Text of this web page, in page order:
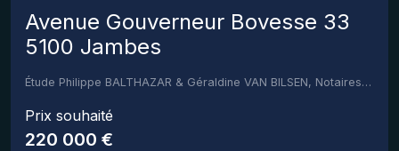
Avenue Gouverneur Bovesse 33
5100 Jambes
Étude Philippe BALTHAZAR & Géraldine VAN BILSEN, Notaires associés
Prix souhaité
220 000 €